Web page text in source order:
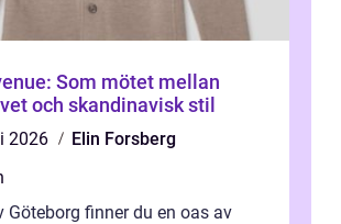
Som mötet mellan
och skandinavisk stil
2026
Elin Forsberg
Göteborg finner du en oas av